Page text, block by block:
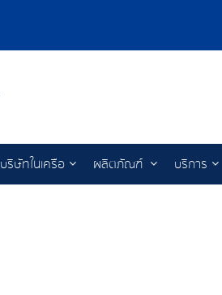
บริษัทในเครือ ผลิตภัณฑ์ บริการ